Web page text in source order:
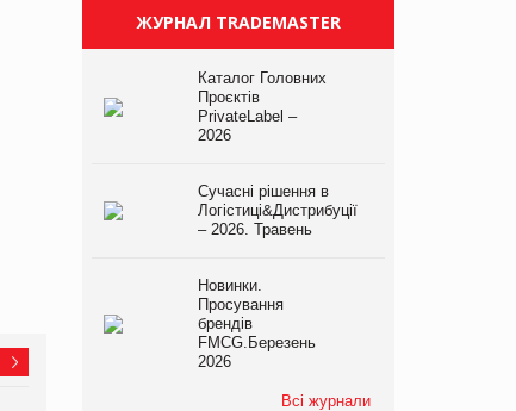
ЖУРНАЛ TRADEMASTER
Каталог Головних
Проєктів
PrivateLabel –
2026
Сучасні рішення в
Логістиці&Дистрибуції
– 2026. Травень
Новинки.
Просування
брендів
FMCG.Березень
2026
Всі журнали